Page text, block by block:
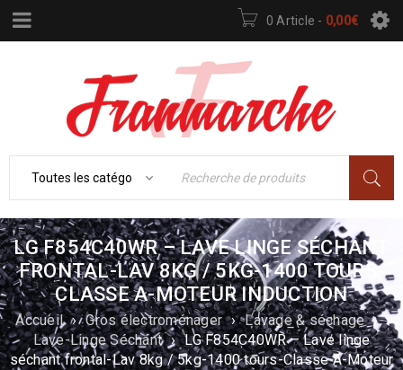
0 Article - 0,00€
LG F854C40WR – LAVE LINGE SÉCHANT
FRONTAL-LAV 8KG / 5KG-1400 TOURS-
CLASSE A-MOTEUR INDUCTION
Accueil › Gros électroménager › Lavage & séchage ›
Lave-Linge Séchant › LG F854C40WR – Lave linge
séchant frontal-Lav 8kg / 5kg-1400 tours-Classe A-Moteur